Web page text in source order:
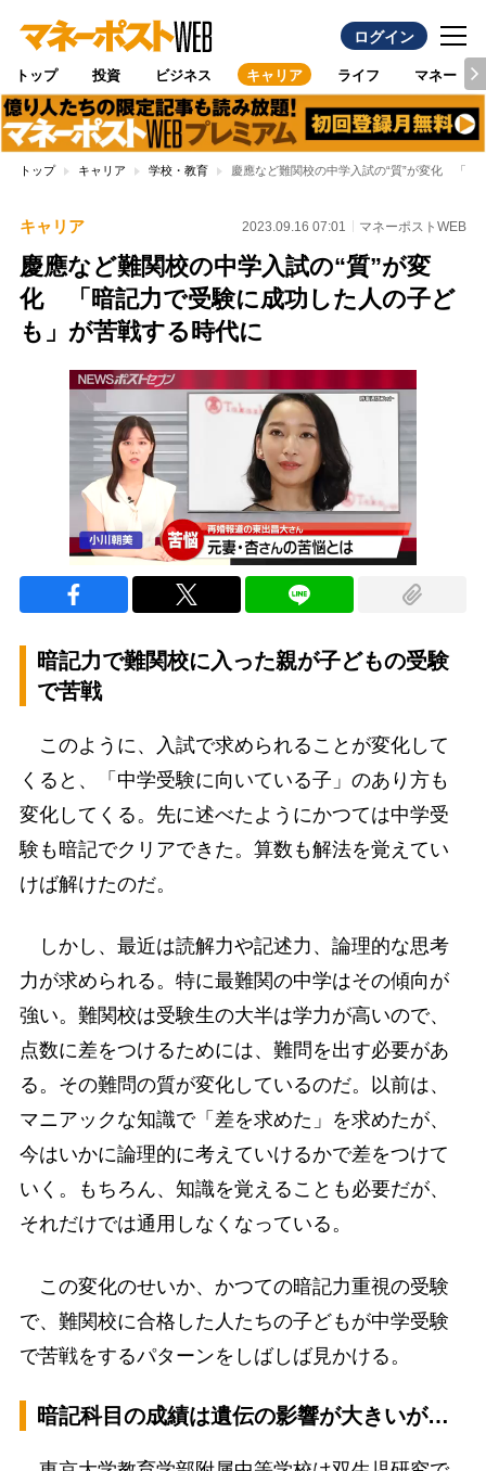
ログイン
トップ 投資 ビジネス キャリア ライフ マネー
トップ キャリア 学校・教育 慶應など難関校の中学入試の“質”が変化 「暗
キャリア 2023.09.16 07:01 マネーポストWEB
慶應など難関校の中学入試の“質”が変
化 「暗記力で受験に成功した人の子ど
も」が苦戦する時代に
暗記力で難関校に入った親が子どもの受験
で苦戦
このように、入試で求められることが変化して
くると、「中学受験に向いている子」のあり方も
変化してくる。先に述べたようにかつては中学受
験も暗記でクリアできた。算数も解法を覚えてい
けば解けたのだ。
しかし、最近は読解力や記述力、論理的な思考
力が求められる。特に最難関の中学はその傾向が
強い。難関校は受験生の大半は学力が高いので、
点数に差をつけるためには、難問を出す必要があ
る。その難問の質が変化しているのだ。以前は、
マニアックな知識で「差を求めた」を求めたが、
今はいかに論理的に考えていけるかで差をつけて
いく。もちろん、知識を覚えることも必要だが、
それだけでは通用しなくなっている。
この変化のせいか、かつての暗記力重視の受験
で、難関校に合格した人たちの子どもが中学受験
で苦戦をするパターンをしばしば見かける。
暗記科目の成績は遺伝の影響が大きいが…